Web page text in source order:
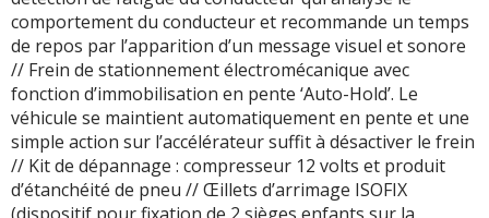
comportement du conducteur et recommande un temps
de repos par l’apparition d’un message visuel et sonore
// Frein de stationnement électromécanique avec
fonction d’immobilisation en pente ‘Auto-Hold’. Le
véhicule se maintient automatiquement en pente et une
simple action sur l’accélérateur suffit à désactiver le frein
// Kit de dépannage : compresseur 12 volts et produit
d’étanchéité de pneu // Œillets d’arrimage ISOFIX